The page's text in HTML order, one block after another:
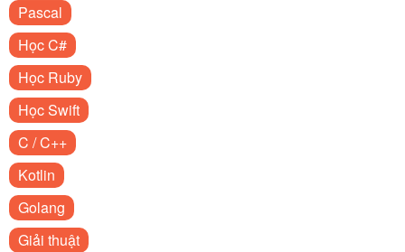
Pascal
Học C#
Học Ruby
Học Swift
C / C++
Kotlin
Golang
Giải thuật